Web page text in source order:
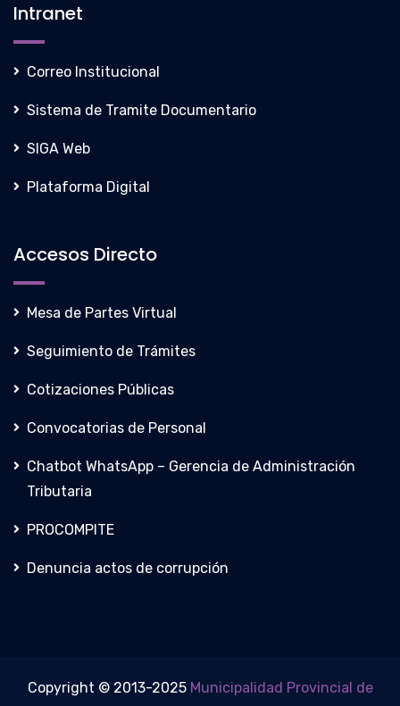
Intranet
Correo Institucional
Sistema de Tramite Documentario
SIGA Web
Plataforma Digital
Accesos Directo
Mesa de Partes Virtual
Seguimiento de Trámites
Cotizaciones Públicas
Convocatorias de Personal
Chatbot WhatsApp – Gerencia de Administración
Tributaria
PROCOMPITE
Denuncia actos de corrupción
Copyright © 2013-2025 Municipalidad Provincial de